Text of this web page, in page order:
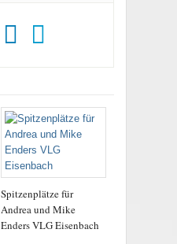
Spitzenplätze für
Andrea und Mike
Enders VLG Eisenbach